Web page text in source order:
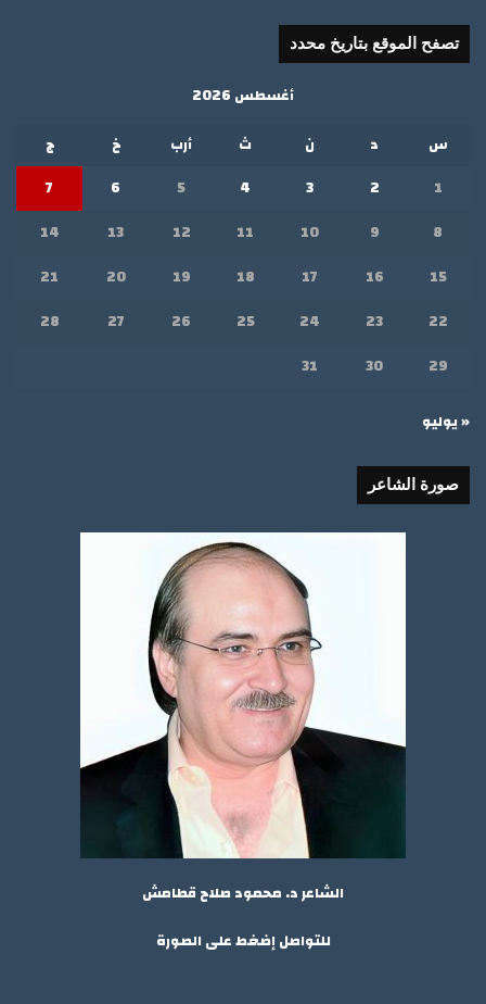
تصفح الموقع بتاريخ محدد
أغسطس 2026
س
د ن ث أرب خ
ج
1
2
3
4
5
6
7
8
9
10
11
12
13
14
15
16
17
18
19
20
21
22
23
24
25
26
27
28
29
30
31
« يوليو
صورة الشاعر
الشاعر د. محمود صلاح قطامش
للتواصل إضغط على الصورة